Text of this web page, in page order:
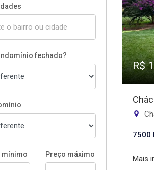
fechado?
mínimo Preço máximo
R$
7500
Mais